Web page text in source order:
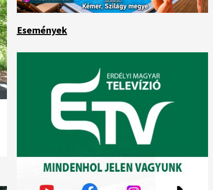
Események